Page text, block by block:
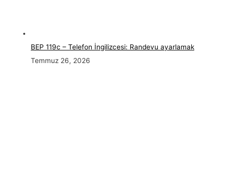
BEP 119c – Telefon İngilizcesi: Randevu ayarlamak
Temmuz 26, 2026